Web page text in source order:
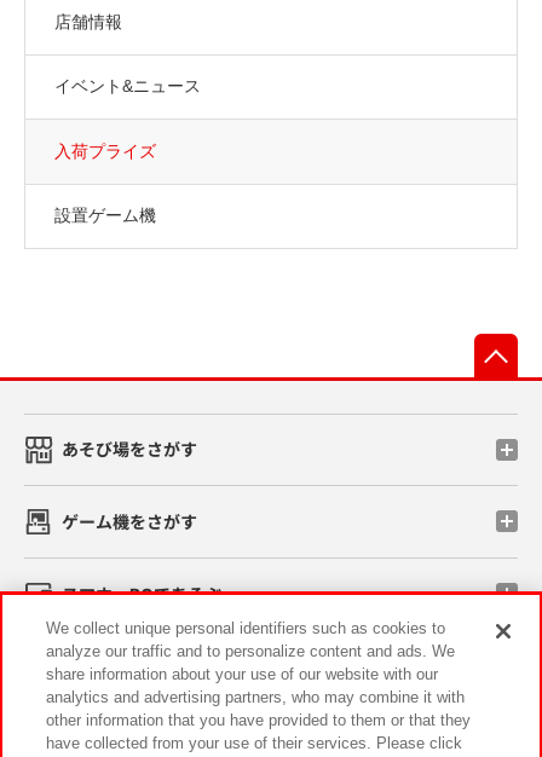
店舗情報
イベント&ニュース
入荷プライズ
設置ゲーム機
あそび場をさがす
ゲーム機をさがす
スマホ・PCであそぶ
イベント・キャンペーン
We collect unique personal identifiers such as cookies to
analyze our traffic and to personalize content and ads. We
share information about your use of our website with our
analytics and advertising partners, who may combine it with
other information that you have provided to them or that they
have collected from your use of their services. Please click